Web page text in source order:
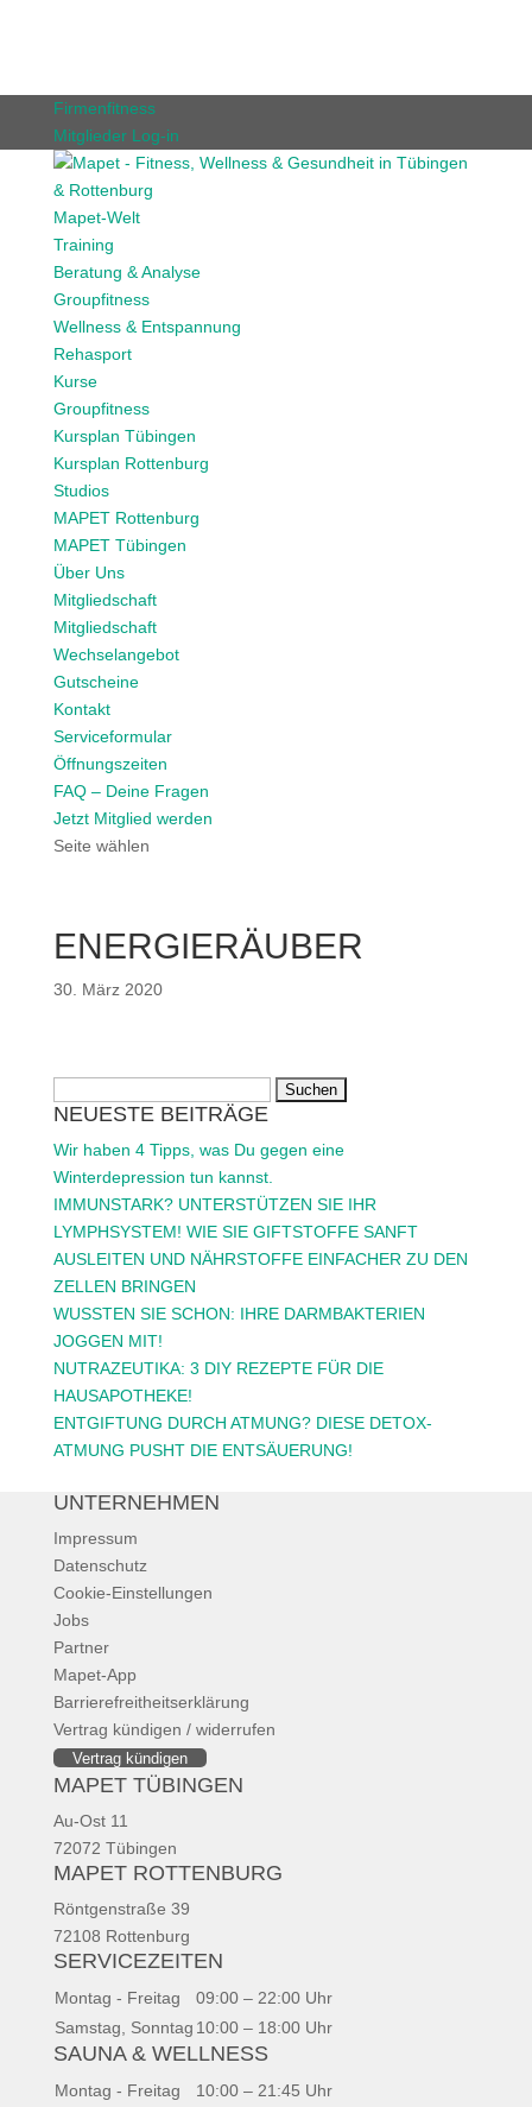
Firmenfitness
Mitglieder Log-in
Mapet-Welt
Training
Beratung & Analyse
Groupfitness
Wellness & Entspannung
Rehasport
Kurse
Groupfitness
Kursplan Tübingen
Kursplan Rottenburg
Studios
MAPET Rottenburg
MAPET Tübingen
Über Uns
Mitgliedschaft
Mitgliedschaft
Wechselangebot
Gutscheine
Kontakt
Serviceformular
Öffnungszeiten
FAQ – Deine Fragen
Jetzt Mitglied werden
Seite wählen
ENERGIERÄUBER
30. März 2020
nach:
NEUESTE BEITRÄGE
Wir haben 4 Tipps, was Du gegen eine
Winterdepression tun kannst.
IMMUNSTARK? UNTERSTÜTZEN SIE IHR
LYMPHSYSTEM! WIE SIE GIFTSTOFFE SANFT
AUSLEITEN UND NÄHRSTOFFE EINFACHER ZU DEN
ZELLEN BRINGEN
WUSSTEN SIE SCHON: IHRE DARMBAKTERIEN
JOGGEN MIT!
NUTRAZEUTIKA: 3 DIY REZEPTE FÜR DIE
HAUSAPOTHEKE!
ENTGIFTUNG DURCH ATMUNG? DIESE DETOX-
ATMUNG PUSHT DIE ENTSÄUERUNG!
UNTERNEHMEN
Impressum
Datenschutz
Cookie-Einstellungen
Jobs
Partner
Mapet-App
Barrierefreitheitserklärung
Vertrag kündigen / widerrufen
Vertrag kündigen
MAPET TÜBINGEN
Au-Ost 11
72072 Tübingen
MAPET ROTTENBURG
Röntgenstraße 39
72108 Rottenburg
SERVICEZEITEN
Montag - Freitag
09:00 – 22:00 Uhr
Samstag, Sonntag 10:00 – 18:00 Uhr
SAUNA & WELLNESS
Montag - Freitag
10:00 – 21:45 Uhr